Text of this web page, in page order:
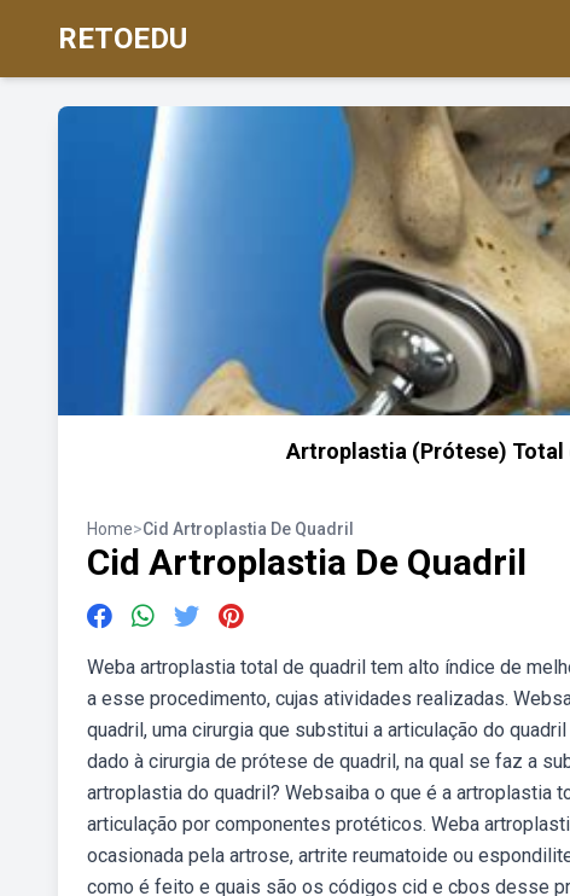
RETOEDU
Artroplastia (Prótese) Total
Home>Cid Artroplastia De Quadril
Cid Artroplastia De Quadril
Weba artroplastia total de quadril tem alto índice de
a esse procedimento, cujas atividades realizadas.
quadril, uma cirurgia que substitui a articulação do
dado à cirurgia de prótese de quadril, na qual se faz a
artroplastia do quadril? Websaiba o que é a artroplastia
articulação por componentes protéticos. Weba
ocasionada pela artrose, artrite reumatoide ou
como é feito e quais são os códigos cid e cbos desse